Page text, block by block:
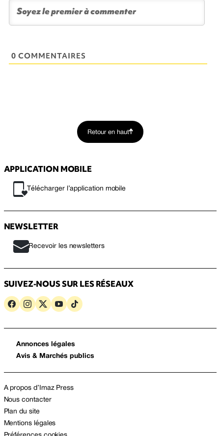
0 COMMENTAIRES
Retour en haut
APPLICATION MOBILE
Télécharger l’application mobile
NEWSLETTER
Recevoir les newsletters
SUIVEZ-NOUS SUR LES RÉSEAUX
Annonces légales
Avis & Marchés publics
A propos d’Imaz Press
Nous contacter
Plan du site
Mentions légales